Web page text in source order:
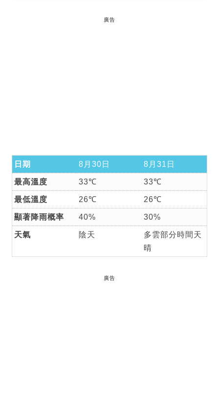
廣告
日期 8月30日 8月31日
最高溫度 33℃ 33℃
最低溫度 26℃ 26℃
顯著降雨概率 40% 30%
天氣 陰天
多雲部分時間天
晴
廣告